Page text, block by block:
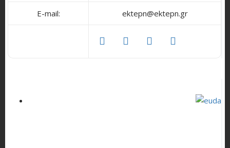
E-mail: ektepn@ektepn.gr
facebooktwitter linkedin